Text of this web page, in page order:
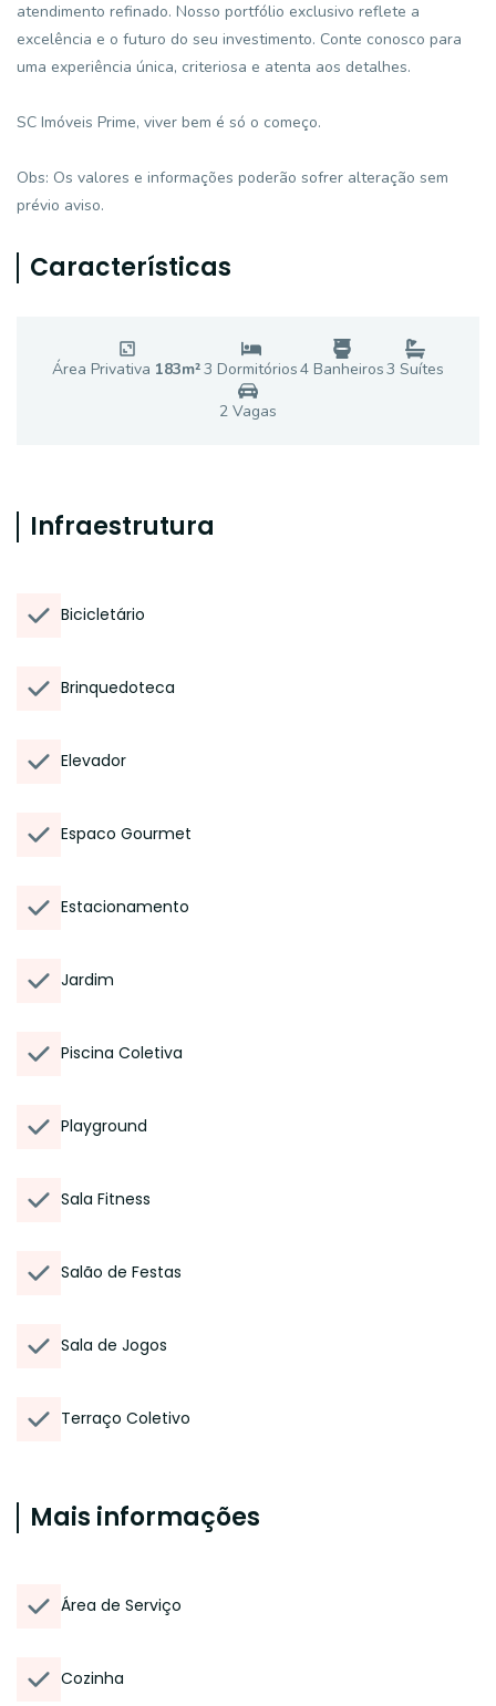
atendimento refinado. Nosso portfólio exclusivo reflete a
excelência e o futuro do seu investimento. Conte conosco para
uma experiência única, criteriosa e atenta aos detalhes.
SC Imóveis Prime, viver bem é só o começo.
Obs: Os valores e informações poderão sofrer alteração sem
prévio aviso.
Características
Área Privativa 183m²3 Dormitórios4 Banheiros3 Suítes
2 Vagas
Infraestrutura
Bicicletário
Brinquedoteca
Elevador
Espaco Gourmet
Estacionamento
Jardim
Piscina Coletiva
Playground
Sala Fitness
Salão de Festas
Sala de Jogos
Terraço Coletivo
Mais informações
Área de Serviço
Cozinha